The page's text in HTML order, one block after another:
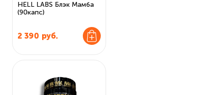
HELL LABS Блэк Мамба
(90капс)
2 390 руб.